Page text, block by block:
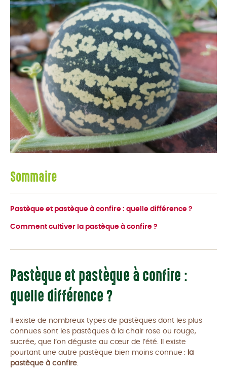
Sommaire
Pastèque et pastèque à confire : quelle différence ?
Comment cultiver la pastèque à confire ?
Pastèque et pastèque à confire :
quelle différence ?
Il existe de nombreux types de pastèques dont les plus
connues sont les pastèques à la chair rose ou rouge,
sucrée, que l’on déguste au cœur de l’été. Il existe
pourtant une autre pastèque bien moins connue : la
pastèque à confire.